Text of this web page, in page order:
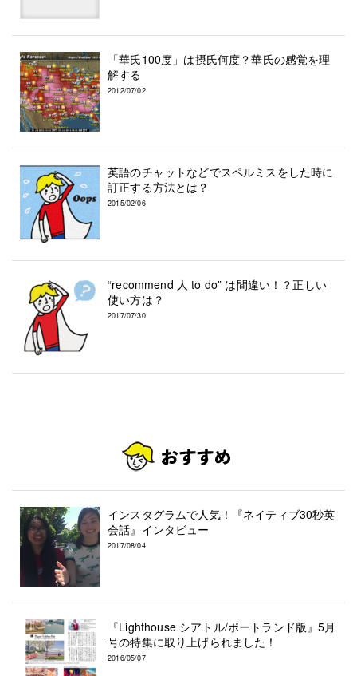
「華氏100度」は摂氏何度？華氏の感覚を理
解する
2012/07/02
英語のチャットなどでスペルミスをした時に
訂正する方法とは？
2015/02/06
“recommend 人 to do” は間違い！？正しい
使い方は？
2017/07/30
インスタグラムで人気！『ネイティブ30秒英
会話』インタビュー
2017/08/04
『Lighthouse シアトル/ポートランド版』5月
号の特集に取り上げられました！
2016/05/07